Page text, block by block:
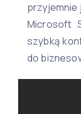
przyjemnie
Microsoft
szybką
do